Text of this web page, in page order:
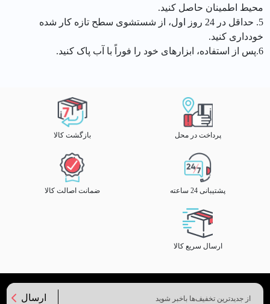
محیط اطمینان حاصل کنید.
5. حداقل در 24 روز اول، از شستشوی سطح تازه کار شده
خودداری کنید.
6.پس از استفاده، ابزارهای خود را فوراً با آب پاک کنید.
پرداخت در محل بازگشت کالا
پشتیبانی 24 ساعته ضمانت اصالت کالا
ارسال سریع کالا
ارسال